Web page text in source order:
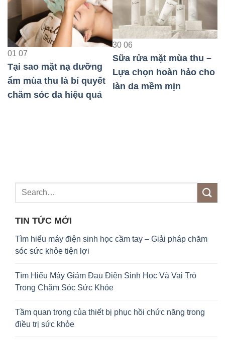
nạ dưỡng
là bí quyết
hiệu quả
06
Sữa rửa mặt mùa thu –
Lựa chọn hoàn hảo cho
làn da mềm mịn
23 08
Khi Đi Máy
Quả Nhất
TIN TỨC MỚI
Tìm hiểu máy điện sinh học cầm tay – Giải pháp chăm
sóc sức khỏe tiện lợi
Tìm Hiểu Máy Giảm Đau Điện Sinh Học Và Vai Trò
Trong Chăm Sóc Sức Khỏe
Tầm quan trọng của thiết bị phục hồi chức năng trong
điều trị sức khỏe